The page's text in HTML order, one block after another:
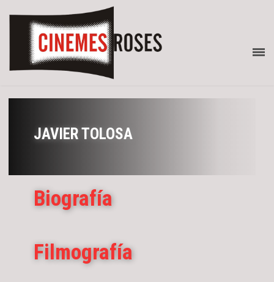
JAVIER TOLOSA
Biografía
Filmografía